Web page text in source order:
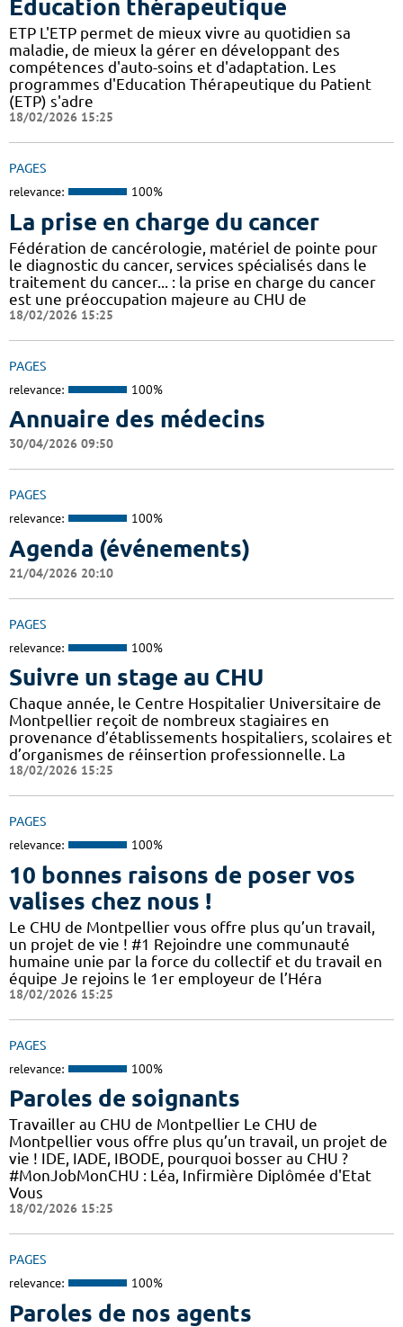
Éducation thérapeutique
ETP L'ETP permet de mieux vivre au quotidien sa
maladie, de mieux la gérer en développant des
compétences d'auto-soins et d'adaptation. Les
programmes d'Education Thérapeutique du Patient
(ETP) s'adre
18/02/2026 15:25
PAGES
relevance: 100%
La prise en charge du cancer
Fédération de cancérologie, matériel de pointe pour
le diagnostic du cancer, services spécialisés dans le
traitement du cancer... : la prise en charge du cancer
est une préoccupation majeure au CHU de
18/02/2026 15:25
PAGES
relevance: 100%
Annuaire des médecins
30/04/2026 09:50
PAGES
relevance: 100%
Agenda (événements)
21/04/2026 20:10
PAGES
relevance: 100%
Suivre un stage au CHU
Chaque année, le Centre Hospitalier Universitaire de
Montpellier reçoit de nombreux stagiaires en
provenance d’établissements hospitaliers, scolaires et
d’organismes de réinsertion professionnelle. La
18/02/2026 15:25
PAGES
relevance: 100%
10 bonnes raisons de poser vos
valises chez nous !
Le CHU de Montpellier vous offre plus qu’un travail,
un projet de vie ! #1 Rejoindre une communauté
humaine unie par la force du collectif et du travail en
équipe Je rejoins le 1er employeur de l’Héra
18/02/2026 15:25
PAGES
relevance: 100%
Paroles de soignants
Travailler au CHU de Montpellier Le CHU de
Montpellier vous offre plus qu’un travail, un projet de
vie ! IDE, IADE, IBODE, pourquoi bosser au CHU ?
#MonJobMonCHU : Léa, Infirmière Diplômée d'Etat
Vous
18/02/2026 15:25
PAGES
relevance: 100%
Paroles de nos agents